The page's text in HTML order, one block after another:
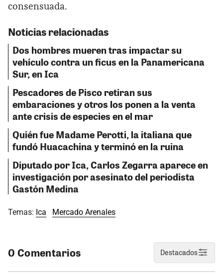
consensuada.
Noticias relacionadas
Dos hombres mueren tras impactar su
vehículo contra un ficus en la Panamericana
Sur, en Ica
Pescadores de Pisco retiran sus
embaraciones y otros los ponen a la venta
ante crisis de especies en el mar
Quién fue Madame Perotti, la italiana que
fundó Huacachina y terminó en la ruina
Diputado por Ica, Carlos Zegarra aparece en
investigación por asesinato del periodista
Gastón Medina
Temas: Ica Mercado Arenales
0 Comentarios Destacados